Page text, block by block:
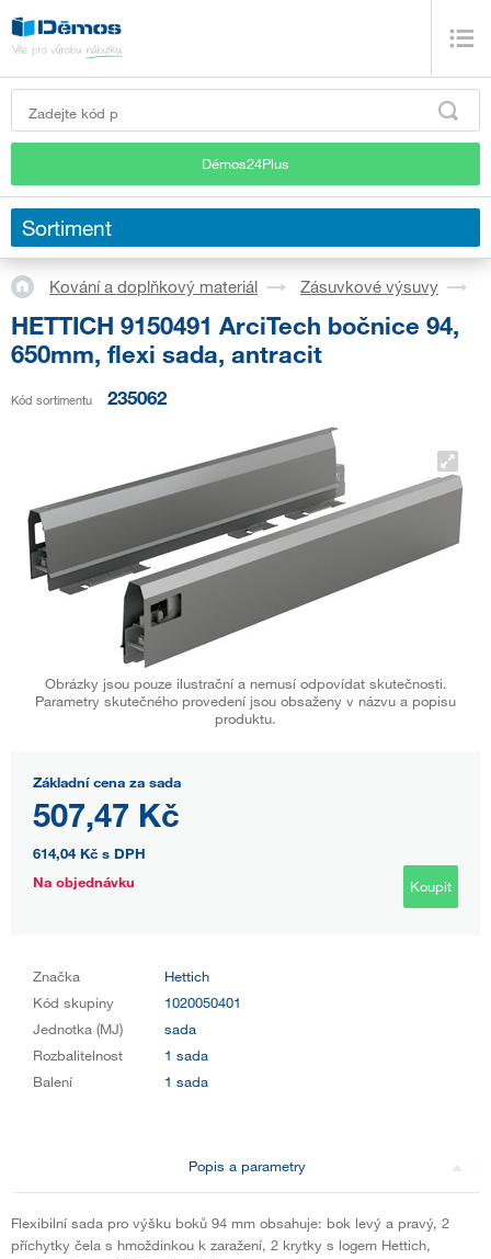
Démos24Plus
Sortiment
Kování a doplňkový materiál Zásuvkové výsuvy
HETTICH 9150491 ArciTech bočnice 94,
650mm, flexi sada, antracit
Kód sortimentu 235062
Obrázky jsou pouze ilustrační a nemusí odpovídat skutečnosti.
Parametry skutečného provedení jsou obsaženy v názvu a popisu
produktu.
Základní cena za sada
507,47 Kč
614,04 Kč s DPH
Na objednávku
Koupit
Značka
Hettich
Kód skupiny
1020050401
Jednotka (MJ)
sada
Rozbalitelnost
1 sada
Balení
1 sada
Popis a parametry
Flexibilní sada pro výšku boků 94 mm obsahuje: bok levý a pravý, 2
příchytky čela s hmoždinkou k zaražení, 2 krytky s logem Hettich,